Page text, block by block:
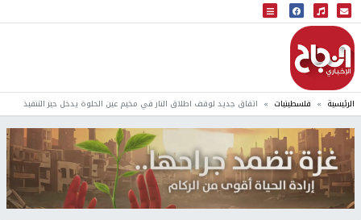
البث المباشر
إذاعة النجاح
الرئيسية فلسطينيات اتفاق جديد لوقف اطلاق النار في مخيم عين الحلوة يدخل حيز التنفيذ